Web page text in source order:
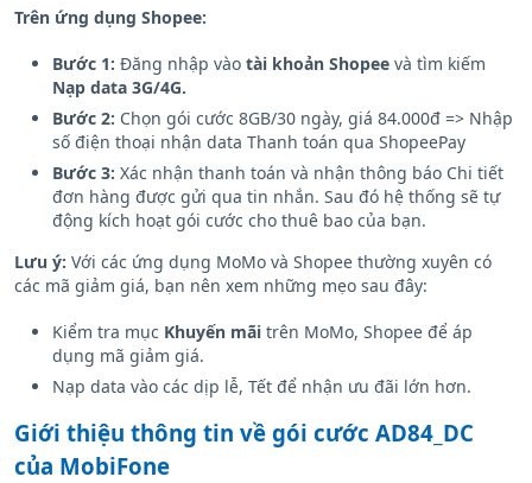
được gửi về tin nhắn cho thuê bao của bạn.
Trên ứng dụng Shopee:
Bước 1:Đăng nhập vào
Nạp data 3G/4G.
Bước 2: Chọn gói cước 8GB/30 ngày, giá 84.000đ => Nhập
số điện thoại nhận data Thanh toán qua ShopeePay
Bước 3:Xác nhận thanh toán và nhận thông báo Chi tiết
đơn hàng được gửi qua tin nhắn. Sau đó hệ thống sẽ tự
động kích hoạt gói cước cho thuê bao của bạn.
Lưu ý:Với các ứng dụng MoMo và Shopee thường xuyên có
các mã giảm giá, bạn nên xem những mẹo sau đây:
Kiểm tra mụcKhuyến mãi
dụng mã giảm giá.
Nạp data vào các dịp lễ, Tết để nhận ưu đãi lớn hơn.
Giới thiệu thông tin về gói cước AD84_DC